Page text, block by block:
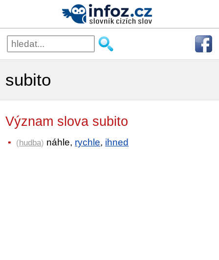
subito
Význam slova subito
(hudba) náhle, rychle, ihned